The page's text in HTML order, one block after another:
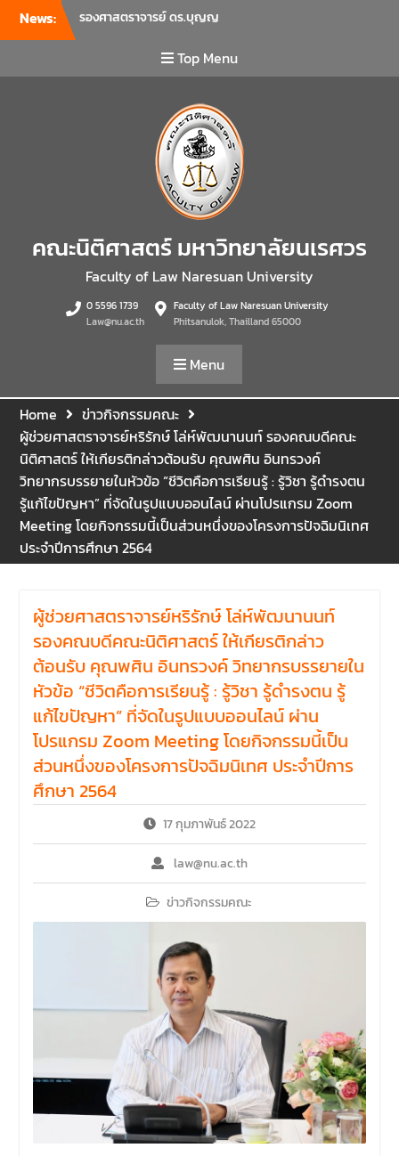
News:
รองศาสตราจารย์ ดร.บุญญ
คณะนิติศาสตร์ เป็นประธานที่
ประชุมผู้บริหารคณะพบ
เป็นการเตรียมพร้อมก่อนเปิด
ภาคเรียนต้น ปีการศึกษา 2569
พร้อมด้วยรองคณบดีทุกฝ่าย
เข้าร่วมแจ้งนโยบายแนวทาง
การบริหารงานในแต่ละด้านของ
คณะ รวมทั้งการเตรียมความ
รายวิชาวิจัยทางกฎหมาย และ
รายวิชาตรรกศาสตร์และการ
ประชุมชั้น 3 อาคารคณะ
นิติศาสตร์ มหาวิทยาลัยนเรศวร
คณะนิติศาสตร์ มหาวิทยาลัย
นเรศวร จัดโครงการเตรียม
ความพร้อมเพื่อรับมือภัยพิบัติ
และปฐมพยาบาลเบื้องต้น
ประจำปี 2569 ณ ห้อง 2-311
อาคารปราบไตรจักร 2
มหาวิทยาลัยนเรศวร โดย
กิจกรรมดังกล่าวจัดขึ้นสำหรับ
บุคลากรที่ปฏิบัติงาน ณ กลุ่ม
อาคารอุตสาหกรรมบริการ เพื่อ
ร่วมกันสร้างพื้นที่การทำงานที่
ปลอดภัย ซึ่งครอบคลุมหน่วย
คณะนิติศาสตร์ มหาวิทยาลัย
นเรศวร จัดโครงการปฐมนิเทศ
และพบผู้ปกครอง ประจำปีการ
ศึกษา 2569 โดยได้รับเกียรติ
จาก รองศาสตราจารย์ ดร.บุญ
ญรัตน์ โชคบันดาลชัย คณบดี
คณะนิติศาสตร์ ให้เกียรติเป็น
ประธานในพิธีเปิด พร้อมกล่าว
ต้อนรับและให้โอวาทแก่นิสิตใหม่
มีวัตถุประสงค์เพื่อให้ผู้ปกครอง
และนิสิตได้ทราบถึงนโยบาย
ด้านการเรียนการสอนของคณะ
Top Menu
คณะนิติศาสตร์ มหาวิทยาลัยนเรศวร
Faculty of Law Naresuan University
0 5596 1739
Law@nu.ac.th
Faculty of Law Naresuan University
Phitsanulok, Thailland 65000
Menu
Home
ข่าวกิจกรรมคณะ
ผู้ช่วยศาสตราจารย์หริรักษ์ โล่ห์พัฒนานนท์ รองคณบดีคณะ
นิติศาสตร์ ให้เกียรติกล่าวต้อนรับ คุณพศิน อินทรวงค์
วิทยากรบรรยายในหัวข้อ “ชีวิตคือการเรียนรู้ : รู้วิชา รู้ดำรงตน
รู้แก้ไขปัญหา” ที่จัดในรูปแบบออนไลน์ ผ่านโปรแกรม Zoom
Meeting โดยกิจกรรมนี้เป็นส่วนหนึ่งของโครงการปัจฉิมนิเทศ
ประจำปีการศึกษา 2564
ผู้ช่วยศาสตราจารย์หริรักษ์ โล่ห์พัฒนานนท์
รองคณบดีคณะนิติศาสตร์ ให้เกียรติกล่าว
ต้อนรับ คุณพศิน อินทรวงค์ วิทยากรบรรยายใน
หัวข้อ “ชีวิตคือการเรียนรู้ : รู้วิชา รู้ดำรงตน รู้
แก้ไขปัญหา” ที่จัดในรูปแบบออนไลน์ ผ่าน
โปรแกรม Zoom Meeting โดยกิจกรรมนี้เป็น
ส่วนหนึ่งของโครงการปัจฉิมนิเทศ ประจำปีการ
ศึกษา 2564
17 กุมภาพันธ์ 2022
law@nu.ac.th
ข่าวกิจกรรมคณะ